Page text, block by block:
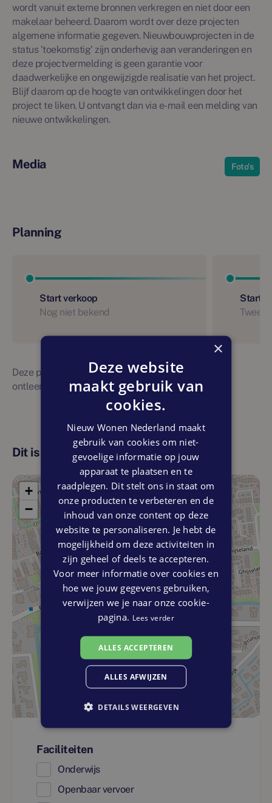
wordt vanuit externe bronnen verkregen en niet door een
makelaar beheerd. Daarom wordt over deze projecten
algemene informatie gegeven. Nieuwbouwprojecten in de
status 'toekomstig' zijn onderhevig aan veranderingen en
deze projectvermelding is geen garantie voor
daadwerkelijke en ongewijzigde realisatie van het project.
Blijf daarom op de hoogte van ontwikkelingen door het
project te liken. U ontvangt dan via e-mail een melding van
nieuwe ontwikkelingen.
Media Foto's
Planning
Start verkoop
Nog niet bekend
Start
Deze planning is indicatief. Er kunnen geen rechten
ontleend worden aan bovenstaande planning
Dit is de locatie
+
−
Faciliteiten
Onderwijs
Openbaar vervoer
×
Deze website
maakt gebruik van
cookies.
Nieuw Wonen Nederland maakt
gebruik van cookies om niet-
gevoelige informatie op jouw
apparaat te plaatsen en te
raadplegen. Dit stelt ons in staat om
onze producten te verbeteren en de
inhoud van onze content op deze
website te personaliseren. Je hebt de
mogelijkheid om deze activiteiten in
zijn geheel of deels te accepteren.
Voor meer informatie over cookies en
hoe we jouw gegevens gebruiken,
verwijzen we je naar onze cookie-
pagina. Lees verder
ALLES ACCEPTEREN
ALLES AFWIJZEN
DETAILS WEERGEVEN